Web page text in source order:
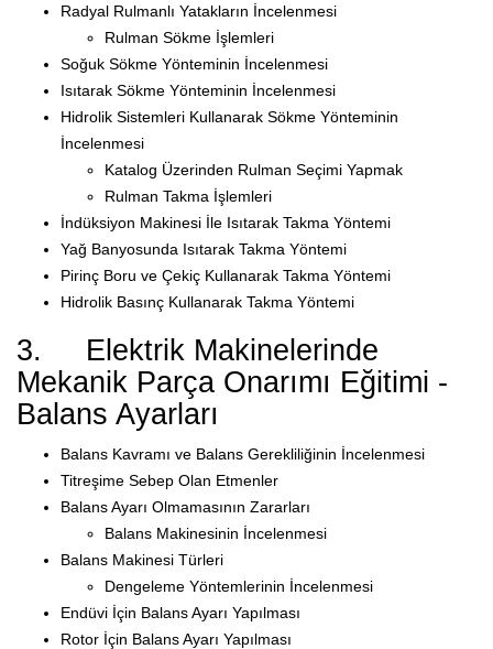
Radyal Rulmanlı Yatakların İncelenmesi
Rulman Sökme İşlemleri
Soğuk Sökme Yönteminin İncelenmesi
Isıtarak Sökme Yönteminin İncelenmesi
Hidrolik Sistemleri Kullanarak Sökme Yönteminin
İncelenmesi
Katalog Üzerinden Rulman Seçimi Yapmak
Rulman Takma İşlemleri
İndüksiyon Makinesi İle Isıtarak Takma Yöntemi
Yağ Banyosunda Isıtarak Takma Yöntemi
Pirinç Boru ve Çekiç Kullanarak Takma Yöntemi
Hidrolik Basınç Kullanarak Takma Yöntemi
3. Elektrik Makinelerinde
Mekanik Parça Onarımı Eğitimi -
Balans Ayarları
Balans Kavramı ve Balans Gerekliliğinin İncelenmesi
Titreşime Sebep Olan Etmenler
Balans Ayarı Olmamasının Zararları
Balans Makinesinin İncelenmesi
Balans Makinesi Türleri
Dengeleme Yöntemlerinin İncelenmesi
Endüvi İçin Balans Ayarı Yapılması
Rotor İçin Balans Ayarı Yapılması